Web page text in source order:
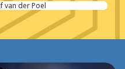
van der Poel